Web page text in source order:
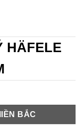
HÄFELE
BẮC